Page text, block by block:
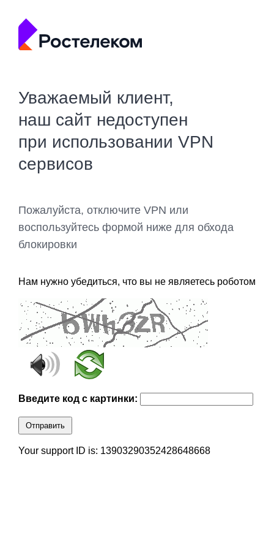
Уважаемый клиент,
наш сайт недоступен
при использовании VPN
сервисов
Пожалуйста, отключите VPN или
воспользуйтесь формой ниже для обхода
блокировки
Нам нужно убедиться, что вы не являетесь роботом
Введите код с картинки:
Отправить
Your support ID is: 13903290352428648668